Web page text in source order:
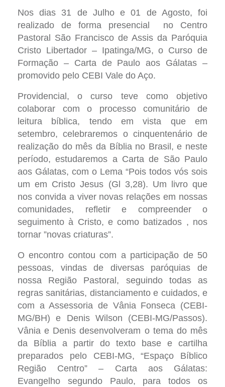
Nos dias 31 de Julho e 01 de Agosto, foi
realizado de forma presencial no Centro
Pastoral São Francisco de Assis da Paróquia
Cristo Libertador – Ipatinga/MG, o Curso de
Formação – Carta de Paulo aos Gálatas –
promovido pelo CEBI Vale do Aço.
Providencial, o curso teve como objetivo
colaborar com o processo comunitário de
leitura bíblica, tendo em vista que em
setembro, celebraremos o cinquentenário de
realização do mês da Bíblia no Brasil, e neste
período, estudaremos a Carta de São Paulo
aos Gálatas, com o Lema “Pois todos vós sois
um em Cristo Jesus (Gl 3,28). Um livro que
nos convida a viver novas relações em nossas
comunidades, refletir e compreender o
seguimento à Cristo, e como batizados , nos
tornar ”novas criaturas”.
O encontro contou com a participação de 50
pessoas, vindas de diversas paróquias de
nossa Região Pastoral, seguindo todas as
regras sanitárias, distanciamento e cuidados, e
com a Assessoria de Vânia Fonseca (CEBI-
MG/BH) e Denis Wilson (CEBI-MG/Passos).
Vânia e Denis desenvolveram o tema do mês
da Bíblia a partir do texto base e cartilha
preparados pelo CEBI-MG, “Espaço Bíblico
Região Centro” – Carta aos Gálatas:
Evangelho segundo Paulo, para todos os